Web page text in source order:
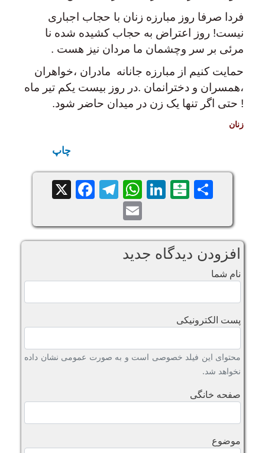
فردا صرفا روز مبارزه زنان با حجاب اجباری
نیست! روز اعتراض به حجاب کشیده شده نا
مرئی بر سر وچشمان ما مردان نیز هست .
حمایت کنیم از مبارزه جانانه مادران ،خواهران
،همسران و دخترانمان .در روز بیست یکم تیر ماه
! حتی اگر تنها یک زن در میدان حاضر شود.
زنان
چاپ
Share
Balatarin
LinkedIn
WhatsApp
Telegram
Facebook
X
Email
افزودن دیدگاه جدید
نام شما
پست الکترونیکی
محتوای این فیلد خصوصی است و به صورت عمومی نشان داده
نخواهد شد.
صفحه خانگی
موضوع